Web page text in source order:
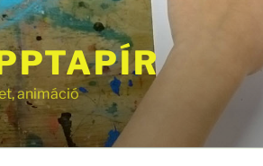
animáció